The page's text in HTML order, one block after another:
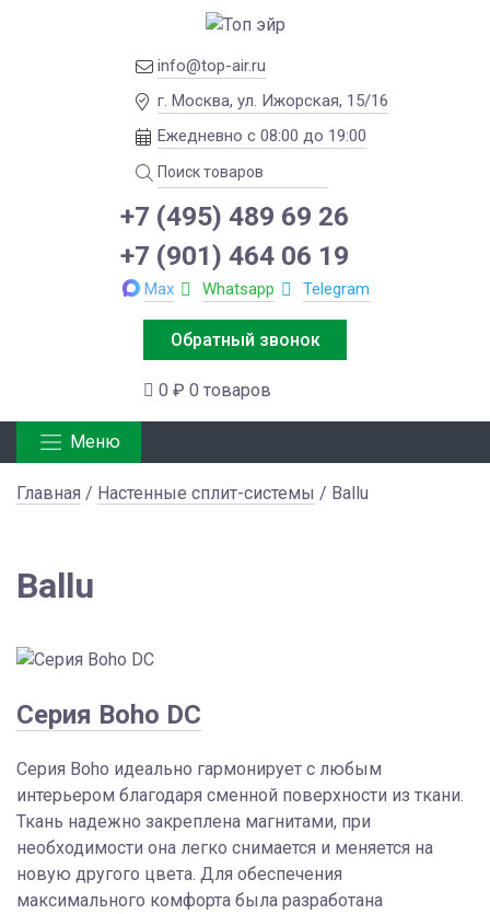
info@top-air.ru
г. Москва, ул. Ижорская, 15/16
Ежедневно с 08:00 до 19:00
+7 (495) 489 69 26
+7 (901) 464 06 19
Max Whatsapp Telegram
Обратный звонок
0 ₽ 0 товаров
Меню
Главная / Настенные сплит-системы / Ballu
Ballu
Серия Boho DC
Серия Boho идеально гармонирует с любым
интерьером благодаря сменной поверхности из ткани.
Ткань надежно закреплена магнитами, при
необходимости она легко снимается и меняется на
новую другого цвета. Для обеспечения
максимального комфорта была разработана